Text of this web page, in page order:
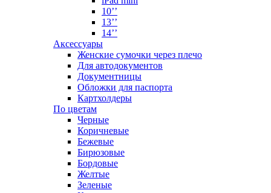
10’’
13’’
14’’
Аксессуары
Женские сумочки через плечо
Для автодокументов
Документницы
Обложки для паспорта
Картхолдеры
По цветам
Черные
Коричневые
Бежевые
Бирюзовые
Бордовые
Желтые
Зеленые